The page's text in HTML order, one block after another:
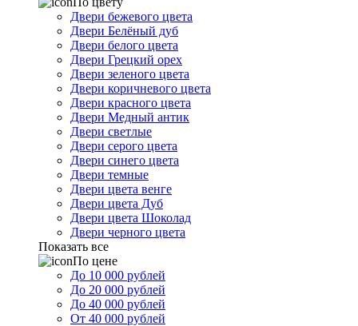
Двери бежевого цвета
Двери Белёный дуб
Двери белого цвета
Двери Грецкий орех
Двери зеленого цвета
Двери коричневого цвета
Двери красного цвета
Двери Медный антик
Двери светлые
Двери серого цвета
Двери синего цвета
Двери темные
Двери цвета венге
Двери цвета Дуб
Двери цвета Шоколад
Двери черного цвета
Показать все
По цене
До 10 000 рублей
До 20 000 рублей
До 40 000 рублей
От 40 000 рублей